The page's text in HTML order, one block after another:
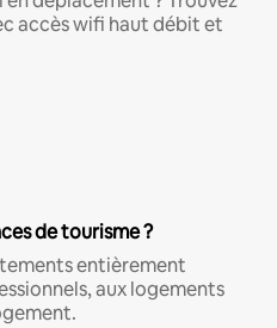
accès wifi haut débit et
de tourisme ?
entièrement
aux logements